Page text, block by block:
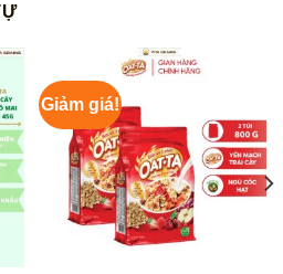
Giảm giá!